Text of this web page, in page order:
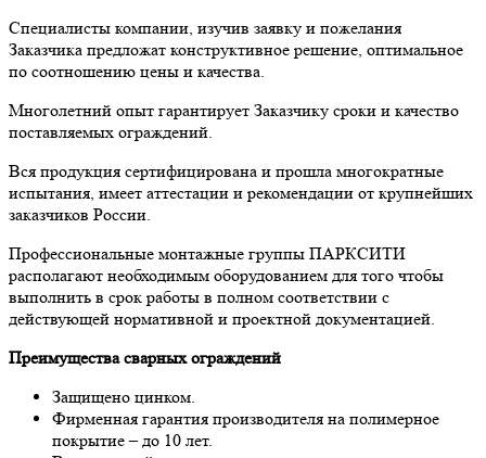
Специалисты компании, изучив заявку и пожелания
Заказчика предложат конструктивное решение, оптимальное
по соотношению цены и качества.
Многолетний опыт гарантирует Заказчику сроки и качество
поставляемых ограждений.
Вся продукция сертифицирована и прошла многократные
испытания, имеет аттестации и рекомендации от крупнейших
заказчиков России.
Профессиональные монтажные группы ПАРКСИТИ
располагают необходимым оборудованием для того чтобы
выполнить в срок работы в полном соответствии с
действующей нормативной и проектной документацией.
Преимущества сварных ограждений
Защищено цинком.
Фирменная гарантия производителя на полимерное
покрытие – до 10 лет.